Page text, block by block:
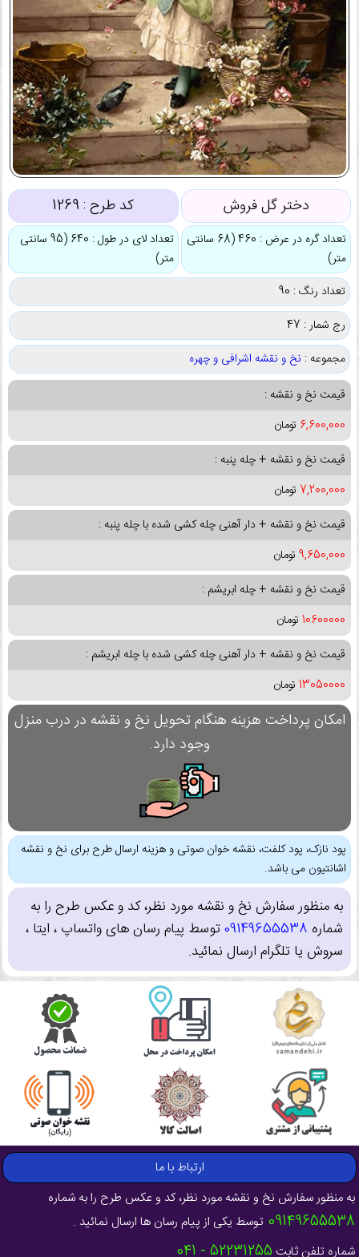
دختر گل فروش کد طرح :1269
تعداد گره در عرض : 460 (68 سانتی
متر)
تعداد لای در طول : 640 (95 سانتی
متر)
تعداد رنگ : 90
رج شمار : 47
مجموعه : نخ و نقشه اشرافی و چهره
قیمت نخ و نقشه :
6,600,000 تومان
قیمت نخ و نقشه + چله پنبه :
7,200,000 تومان
قیمت نخ و نقشه + دار آهنی چله کشی شده با چله پنبه :
9,650,000 تومان
قیمت نخ و نقشه + چله ابریشم :
10600000 تومان
قیمت نخ و نقشه + دار آهنی چله کشی شده با چله ابریشم :
13050000 تومان
امکان پرداخت هزینه هنگام تحویل نخ و نقشه در درب منزل
وجود دارد.
پود نازک، پود کلفت، نقشه خوان صوتی و هزینه ارسال طرح برای نخ و نقشه
اشانتیون می باشد.
به منظور سفارش نخ و نقشه مورد نظر، کد و عکس طرح را به
شماره 09149655538توسط پیام رسان های واتساپ ، ایتا ،
سروش یا تلگرام ارسال نمائید.
ارتباط با ما
به منظور سفارش نخ و نقشه مورد نظر، کد و عکس طرح را به شماره
09149655538 توسط یکی از پیام رسان ها ارسال نمائید .
شماره تلفن ثابت 52231255 - 041